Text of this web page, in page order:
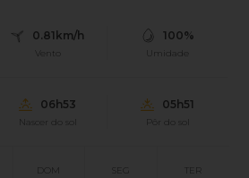
0.81km/h
Vento
100%
Umidade
06h53
Nascer do sol
05h51
Pôr do sol
DOM SEG TER